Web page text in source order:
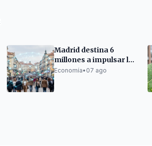
Madrid destina 6
millones a impulsar la
IA en empresas
Economía• 07 ago